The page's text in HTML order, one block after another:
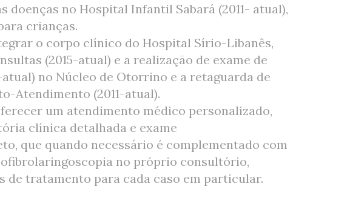
doenças no Hospital Infantil Sabará (2011- atual),
crianças.
o corpo clínico do Hospital Sírio-Libanês,
(2015-atual) e a realização de exame de
no Núcleo de Otorrino e a retaguarda de
Atendimento (2011-atual).
um atendimento médico personalizado,
clínica detalhada e exame
que quando necessário é complementado com
no próprio consultório,
de tratamento para cada caso em particular.